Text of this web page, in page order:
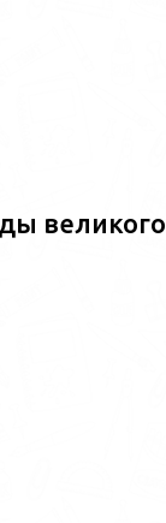
великого